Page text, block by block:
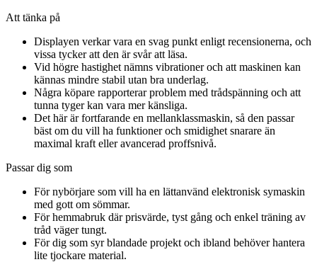
Att tänka på
Displayen verkar vara en svag punkt enligt recensionerna, och
vissa tycker att den är svår att läsa.
Vid högre hastighet nämns vibrationer och att maskinen kan
kännas mindre stabil utan bra underlag.
Några köpare rapporterar problem med trådspänning och att
tunna tyger kan vara mer känsliga.
Det här är fortfarande en mellanklassmaskin, så den passar
bäst om du vill ha funktioner och smidighet snarare än
maximal kraft eller avancerad proffsnivå.
Passar dig som
För nybörjare som vill ha en lättanvänd elektronisk symaskin
med gott om sömmar.
För hemmabruk där prisvärde, tyst gång och enkel träning av
tråd väger tungt.
För dig som syr blandade projekt och ibland behöver hantera
lite tjockare material.